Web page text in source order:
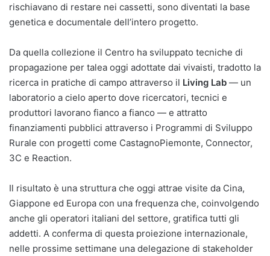
rischiavano di restare nei cassetti, sono diventati la base
genetica e documentale dell’intero progetto.
Da quella collezione il Centro ha sviluppato tecniche di
propagazione per talea oggi adottate dai vivaisti, tradotto la
ricerca in pratiche di campo attraverso il Living Lab — un
laboratorio a cielo aperto dove ricercatori, tecnici e
produttori lavorano fianco a fianco — e attratto
finanziamenti pubblici attraverso i Programmi di Sviluppo
Rurale con progetti come CastagnoPiemonte, Connector,
3C e Reaction.
Il risultato è una struttura che oggi attrae visite da Cina,
Giappone ed Europa con una frequenza che, coinvolgendo
anche gli operatori italiani del settore, gratifica tutti gli
addetti. A conferma di questa proiezione internazionale,
nelle prossime settimane una delegazione di stakeholder